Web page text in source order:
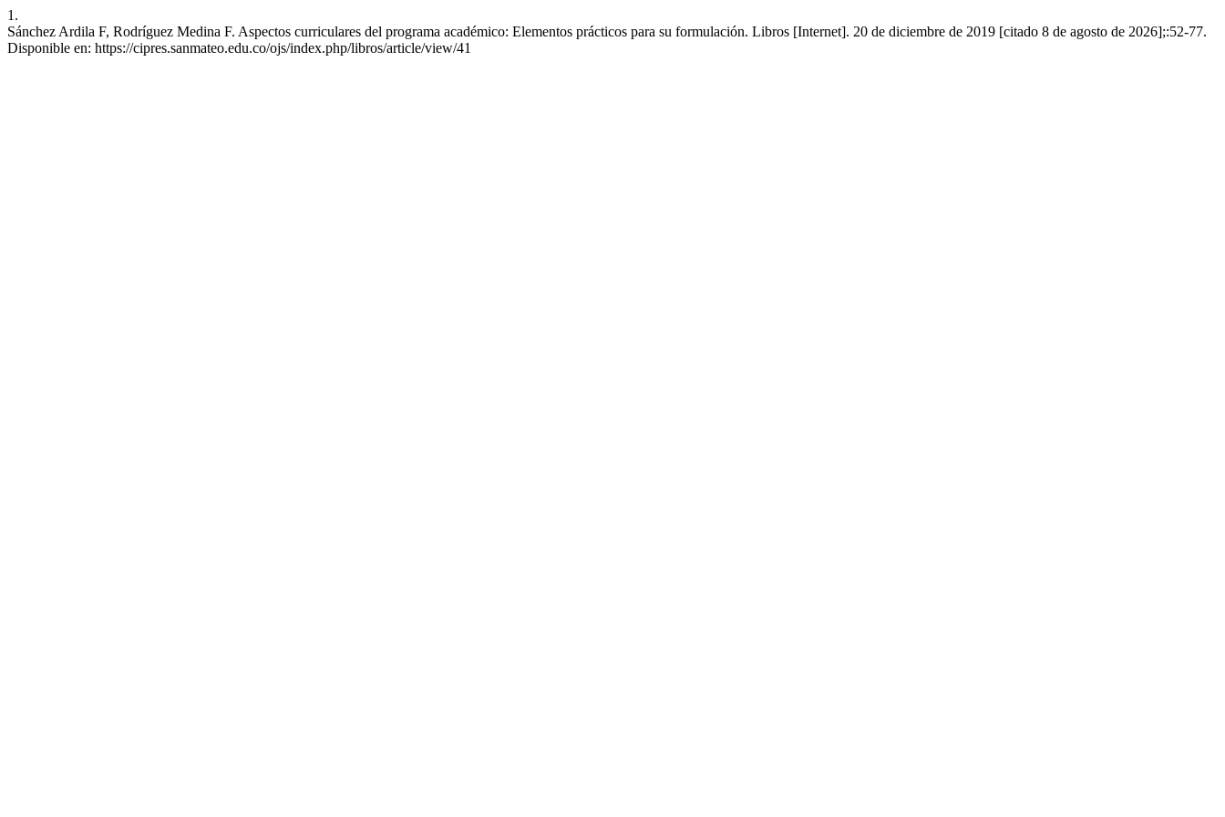
1.
Sánchez Ardila F, Rodríguez Medina F. Aspectos curriculares del programa académico: Elementos prácticos para su formulación. Libros [Internet]. 20 de diciembre de 2019 [citado 8 de agosto de 2026];:52-77.
Disponible en: https://cipres.sanmateo.edu.co/ojs/index.php/libros/article/view/41